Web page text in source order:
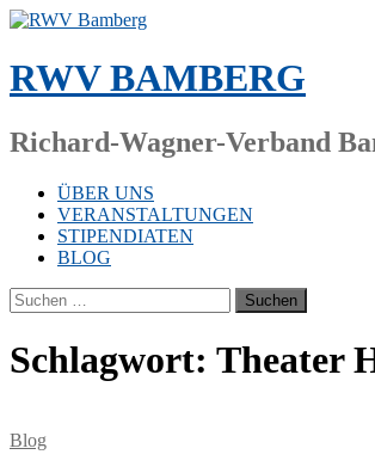
Zum
springen
RWV BAMBERG
Richard-Wagner-Verband
ÜBER UNS
VERANSTALTUNGEN
STIPENDIATEN
BLOG
Suchen
nach:
Schlagwort: Theater
Blog